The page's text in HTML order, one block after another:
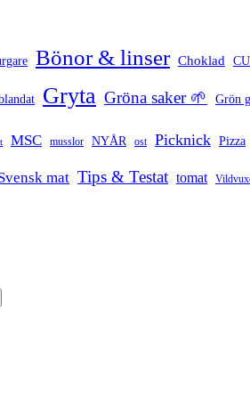
Bönor & linser Choklad
Gryta Gröna saker 🌱 Grön
MSC musslor NYÅR ost Picknick Pizza
mat Tips & Testat tomat